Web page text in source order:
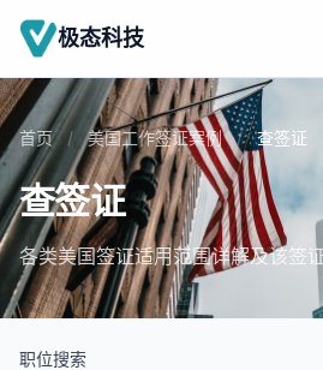
极态科技
首页 / 美国工作签证案例 / 查签证
查签证
各类美国签证适用范围详解及该签
职位搜索